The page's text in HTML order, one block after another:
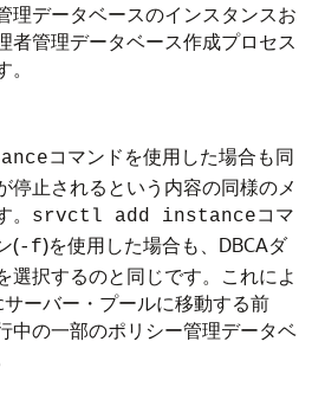
理データベースのインスタンスお
者管理データベース作成プロセス
コマンドを使用した場合も同
停止されるという内容の同様のメ
srvctl add instanceコマ
(-f)を使用した場合も、DBCAダ
選択するのと同じです。これによ
ーバー・プールに移動する前
中の一部のポリシー管理データベ